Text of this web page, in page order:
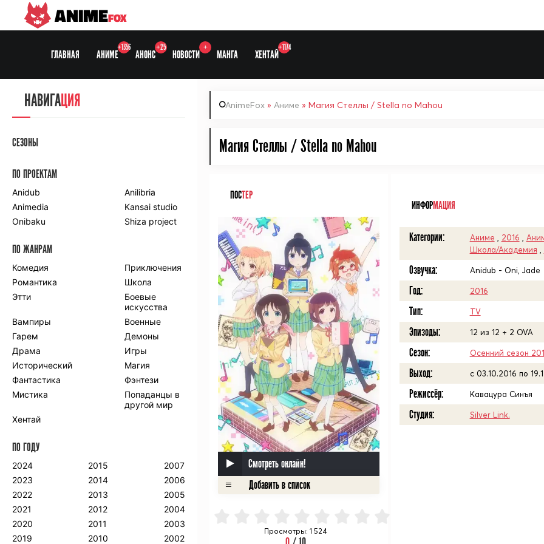
ANIMEFOX
ГЛАВНАЯ АНИМЕ
+1356
АНОНС
+25
НОВОСТИ
+
МАНГА ХЕНТАЙ
+1174
AnimeFox » Аниме » Магия Стеллы / Stella no Mahou
Магия Стеллы / Stella no Mahou
ПОСТЕР
Смотреть онлайн!
Просмотры: 1 524
ИНФОРМАЦИЯ
Категории: Аниме 2016
Школа/Академия
Озвучка: Anidub - Oni, Jade
Год: 2016
Тип: TV
Эпизоды: 12 из 12 + 2 OVA
Сезон: Осенний сезон
Выход: c 03.10.2016 по
Режиссёр: Кавацура Синъя
Студия: Silver Link.
НАВИГАЦИЯ
СЕЗОНЫ
ПО ПРОЕКТАМ
Anidub
Anilibria
Animedia
Kansai studio
Onibaku
Shiza project
ПО ЖАНРАМ
Комедия
Приключения
Романтика
Школа
Этти
Боевые
искусства
Вампиры
Военные
Гарем
Демоны
Драма
Игры
Исторический
Магия
Фантастика
Фэнтези
Мистика
Попаданцы в
другой мир
Хентай
ПО ГОДУ
2024
2023
2022
2021
2020
2019
2015
2014
2013
2012
2011
2010
2007
2006
2005
2004
2003
2002